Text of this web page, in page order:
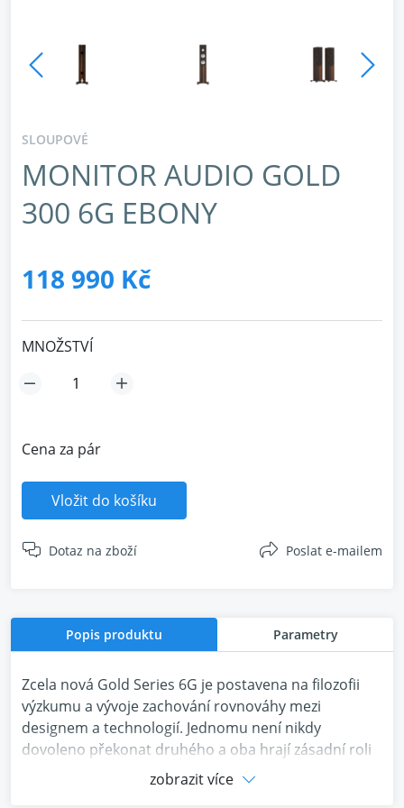
SLOUPOVÉ
MONITOR AUDIO GOLD
300 6G EBONY
118 990 Kč
MNOŽSTVÍ
Cena za pár
Vložit do košíku
Dotaz na zboží Poslat e-mailem
Popis produktu Parametry
Zcela nová Gold Series 6G je postavena na filozofii
výzkumu a vývoje zachování rovnováhy mezi
designem a technologií. Jednomu není nikdy
dovoleno překonat druhého a oba hrají zásadní roli
při plnění našeho slibu hudební neutrality a
zobrazit více